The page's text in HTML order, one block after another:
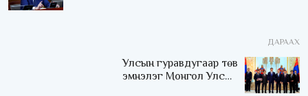
ДАРААХ
Улсын гуравдугаар төв
эмнэлэг Монгол Улсын